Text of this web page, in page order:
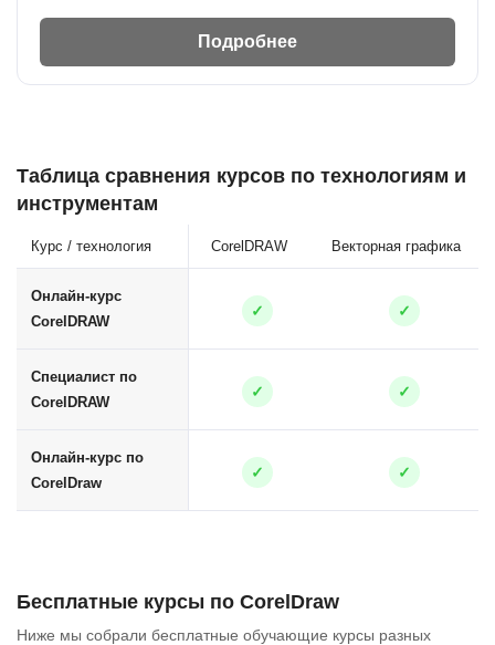
Подробнее
Таблица сравнения курсов по технологиям и
инструментам
Курс / технология CorelDRAW Векторная графика
Онлайн-курс
CorelDRAW
✓ ✓
Специалист по
CorelDRAW
✓ ✓
Онлайн-курс по
CorelDraw
✓ ✓
Бесплатные курсы по CorelDraw
Ниже мы собрали бесплатные обучающие курсы разных